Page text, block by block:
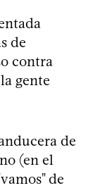
de
contra
gente
de
(en el
de